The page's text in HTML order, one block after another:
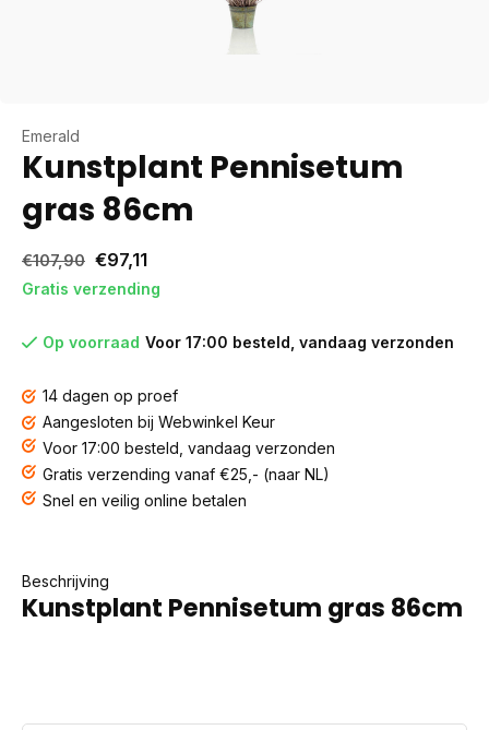
Emerald
Kunstplant Pennisetum
gras 86cm
€107,90 €97,11
Gratis verzending
Op voorraad Voor 17:00 besteld, vandaag verzonden
14 dagen op proef
Aangesloten bij Webwinkel Keur
Voor 17:00 besteld, vandaag verzonden
Gratis verzending vanaf €25,- (naar NL)
Snel en veilig online betalen
Beschrijving
Kunstplant Pennisetum gras 86cm